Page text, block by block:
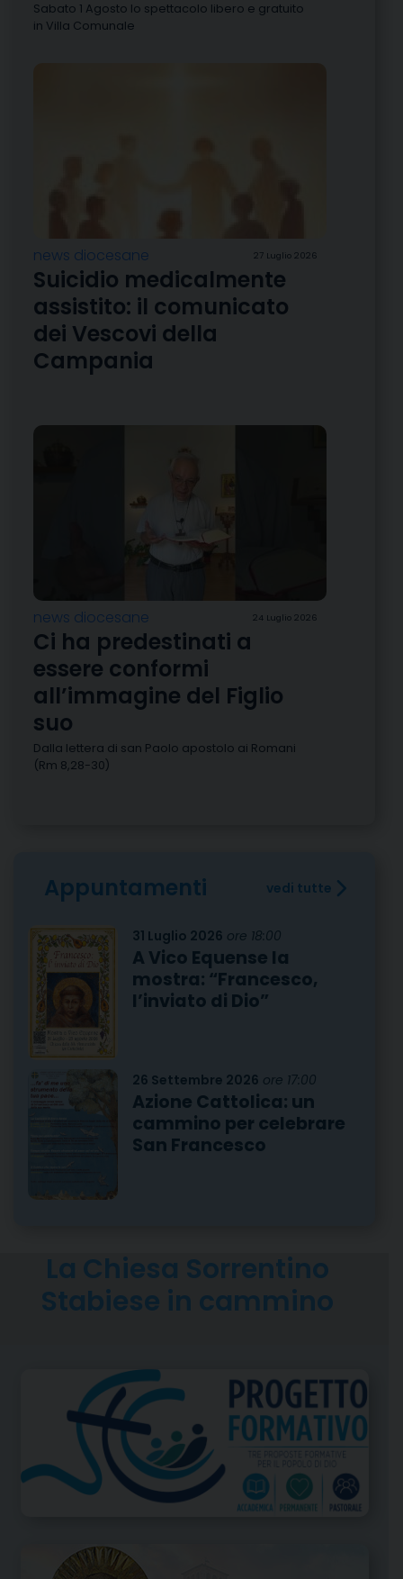
Sabato 1 Agosto lo spettacolo libero e gratuito
in Villa Comunale
news diocesane 27 Luglio 2026
Suicidio medicalmente
assistito: il comunicato
dei Vescovi della
Campania
news diocesane 24 Luglio 2026
Ci ha predestinati a
essere conformi
all’immagine del Figlio
suo
Dalla lettera di san Paolo apostolo ai Romani
(Rm 8,28-30)
Appuntamenti vedi tutte
31 Luglio 2026 ore 18:00
A Vico Equense la
mostra: “Francesco,
l’inviato di Dio”
26 Settembre 2026 ore 17:00
Azione Cattolica: un
cammino per celebrare
San Francesco
La Chiesa Sorrentino
Stabiese in cammino